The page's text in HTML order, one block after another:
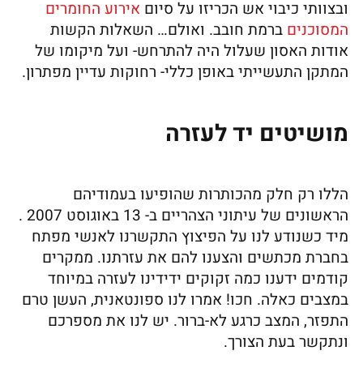
ובצוותי כיבוי אש הכריזו על סיום אירוע החומרים
המסוכנים ברמת חובב. ואולם… השאלות הקשות
אודות האסון שעלול היה להתרחש- ועל מיקומו של
המתקן התעשייתי באופן כללי- רחוקות עדיין מפתרון.
מושיטים יד לעזרה
הללו רק חלק מהכותרות שהופיעו בעמודיהם
הראשונים של עיתוני הצהריים ב- 13 באוגוסט 2007 .
מיד כשנודע לנו על הפיצוץ התקשרנו לאנשי מפתח
בחברת מכתשים והצענו להם את עזרתנו. ממקרים
קודמים ידענו כמה זקוקים ידידינו לעזרה במיוחד
במצבים כאלה. חכו! אמרו לנו ספונטאנית, העשן טרם
התפזר, המצב כרגע לא-ברור. יש לנו את מספרכם
ונתקשר בעת הצורך.